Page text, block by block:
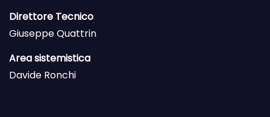
Direttore Tecnico
Giuseppe Quattrin
Area sistemistica
Davide Ronchi